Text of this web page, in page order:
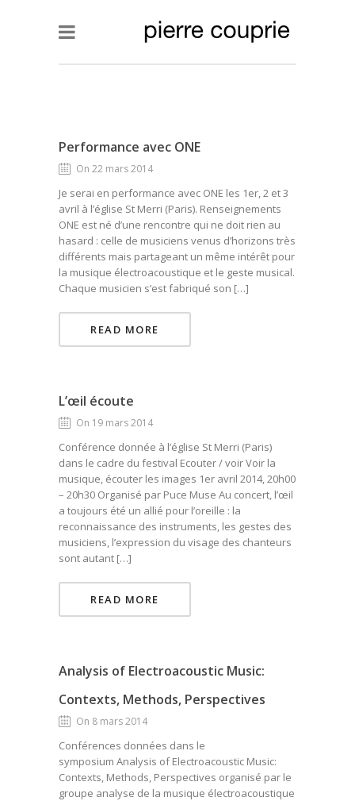
Performance avec ONE
On 22 mars 2014
Je serai en performance avec ONE les 1er, 2 et 3
avril à l’église St Merri (Paris). Renseignements
ONE est né d’une rencontre qui ne doit rien au
hasard : celle de musiciens venus d’horizons très
différents mais partageant un même intérêt pour
la musique électroacoustique et le geste musical.
Chaque musicien s’est fabriqué son […]
READ MORE
L’œil écoute
On 19 mars 2014
Conférence donnée à l’église St Merri (Paris)
dans le cadre du festival Ecouter / voir Voir la
musique, écouter les images 1er avril 2014, 20h00
– 20h30 Organisé par Puce Muse Au concert, l’œil
a toujours été un allié pour l’oreille : la
reconnaissance des instruments, les gestes des
musiciens, l’expression du visage des chanteurs
sont autant […]
READ MORE
Analysis of Electroacoustic Music:
Contexts, Methods, Perspectives
On 8 mars 2014
Conférences données dans le
symposium Analysis of Electroacoustic Music:
Contexts, Methods, Perspectives organisé par le
groupe analyse de la musique électroacoustique